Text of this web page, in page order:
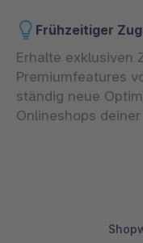
Frühzeitiger
Erhalte exklusiven
Premiumfeatures
ständig neue
Onlineshops